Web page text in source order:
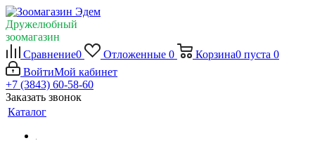
Дружелюбный
зоомагазин
Сравнение0 Отложенные 0 Корзина0 пуста 0
ВойтиМой кабинет
+7 (3843) 60-58-60
Заказать звонок
Каталог